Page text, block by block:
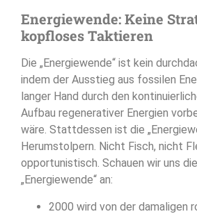
Energiewende: Keine
kopfloses Taktieren
Die „Energiewende“ ist kein
indem der Ausstieg aus fossilen
langer Hand durch den
Aufbau regenerativer Energien
wäre. Stattdessen ist die
Herumstolpern. Nicht Fisch, nicht
opportunistisch. Schauen wir uns
„Energiewende“ an:
2000 wird von der damaligen